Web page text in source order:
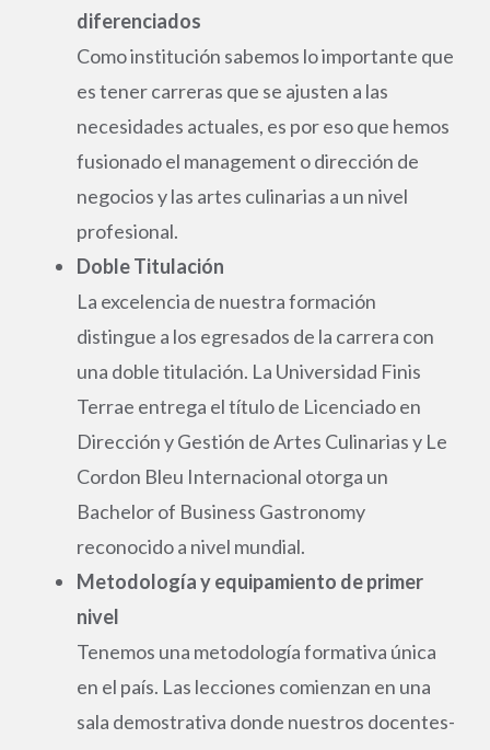
diferenciados
Como institución sabemos lo importante que
es tener carreras que se ajusten a las
necesidades actuales, es por eso que hemos
fusionado el management o dirección de
negocios y las artes culinarias a un nivel
profesional.
Doble Titulación
La excelencia de nuestra formación
distingue a los egresados de la carrera con
una doble titulación. La Universidad Finis
Terrae entrega el título de Licenciado en
Dirección y Gestión de Artes Culinarias y Le
Cordon Bleu Internacional otorga un
Bachelor of Business Gastronomy
reconocido a nivel mundial.
Metodología y equipamiento de primer
nivel
Tenemos una metodología formativa única
en el país. Las lecciones comienzan en una
sala demostrativa donde nuestros docentes-